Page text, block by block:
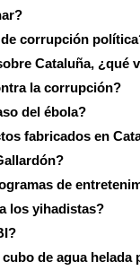
corrupción
Cataluña, ¿qué
la corrupción?
del ébola?
fabricados en
de
los yihadistas?
de agua helada